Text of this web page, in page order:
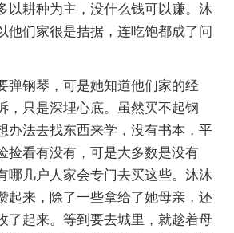
以耕种为主，没什么钱可以赚。沐
他们家很是拮据，连吃饱都成了问
弹钢琴，可是她知道他们家的经
，只是深埋心底。虽然买不起钢
办法去找东西来学，没有书本，平
捡看有没有，可是大多数是没有
哪几户人家会专门去买这些。沐沐
起来，除了一些拿给了她母亲，还
了起来。等到要去城里，就趁着母